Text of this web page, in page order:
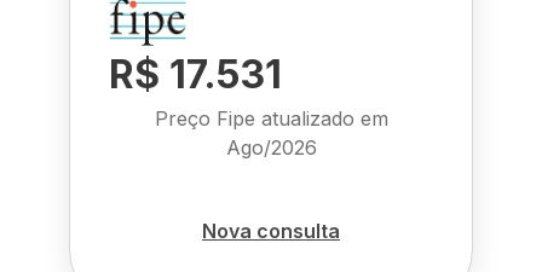
R$ 17.531
Preço Fipe atualizado em
Ago/2026
Nova consulta